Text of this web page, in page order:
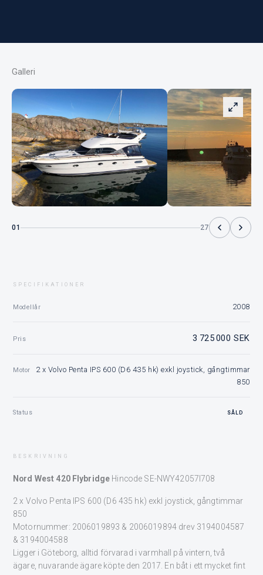
Galleri
01 27
SPECIFIKATIONER
Modellår 2008
Pris 3 725 000 SEK
Motor
2 x Volvo Penta IPS 600 (D6 435 hk) exkl joystick, gångtimmar
850
Status SÅLD
BESKRIVNING
Nord West 420 Flybridge Hincode SE-NWY42057I708
2 x Volvo Penta IPS 600 (D6 435 hk) exkl joystick, gångtimmar
850
Motornummer: 2006019893 & 2006019894 drev 3194004587
& 3194004588
Ligger i Göteborg, alltid förvarad i varmhall på vintern, två
ägare, nuvarande ägare köpte den 2017. En båt i ett mycket fint